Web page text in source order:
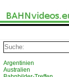
Argentinien
Australien